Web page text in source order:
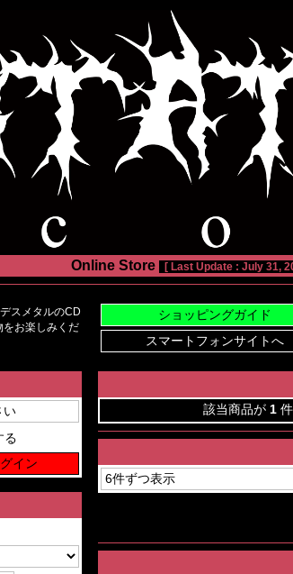
Online Store [ Last Update : July 31,
スメタルのCD
お楽しみくだ
る
該当商品が 1